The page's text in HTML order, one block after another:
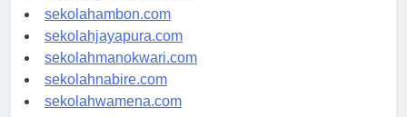
sekolahpontianak.com
sekolahambon.com
sekolahjayapura.com
sekolahmanokwari.com
sekolahnabire.com